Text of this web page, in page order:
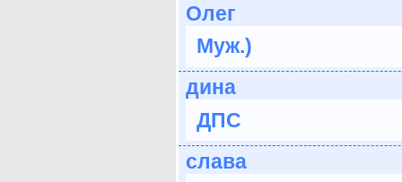
Олег
Муж.)
дина
ДПС
слава